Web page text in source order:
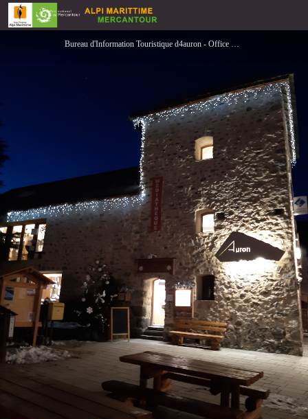
Bureau d'Information Touristique d4auron - Office de Tourisme Nice Cote d'Azur